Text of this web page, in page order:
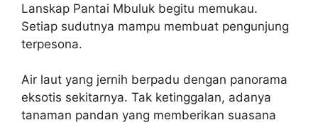
Lanskap Pantai Mbuluk begitu memukau.
Setiap sudutnya mampu membuat pengunjung
terpesona.
Air laut yang jernih berpadu dengan panorama
eksotis sekitarnya. Tak ketinggalan, adanya
tanaman pandan yang memberikan suasana